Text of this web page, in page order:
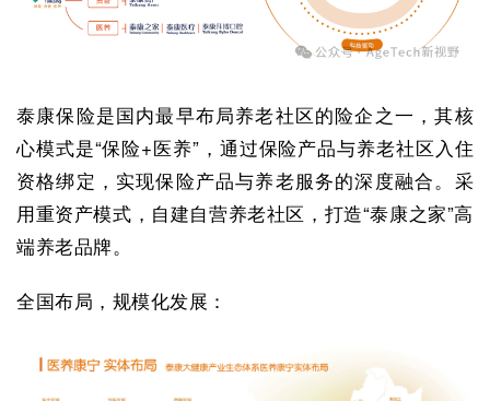
泰康保险是国内最早布局养老社区的险企之一，其核
心模式是“保险+医养”，通过保险产品与养老社区入住
资格绑定，实现保险产品与养老服务的深度融合。采
用重资产模式，自建自营养老社区，打造“泰康之家”高
端养老品牌。
全国布局，规模化发展：